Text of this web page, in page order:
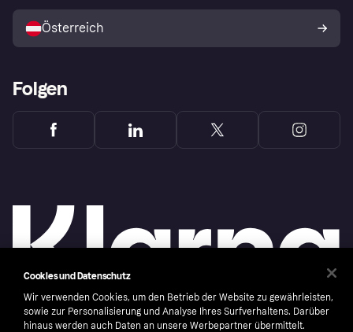
Österreich
Folgen
Cookies und Datenschutz
Wir verwenden Cookies, um den Betrieb der Website zu gewährleisten,
sowie zur Personalisierung und Analyse Ihres Surfverhaltens. Darüber
hinaus werden auch Daten an unsere Werbepartner übermittelt.